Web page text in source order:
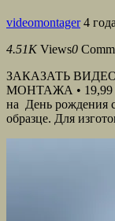
videomontager 4
4.51K Views0
ЗАКАЗАТЬ
МОНТАЖА • 19,99
на День рождения
образце. Для